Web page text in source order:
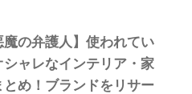
魔の弁護人】使われてい
シャレなインテリア・家
とめ！ブランドをリサー